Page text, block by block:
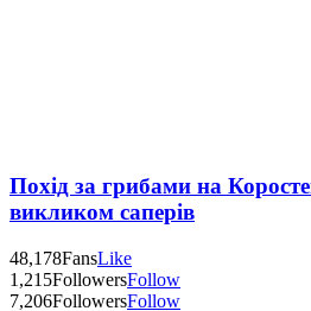
Похід за грибами на
викликом саперів
48,178FansLike
1,215FollowersFollow
7,206FollowersFollow